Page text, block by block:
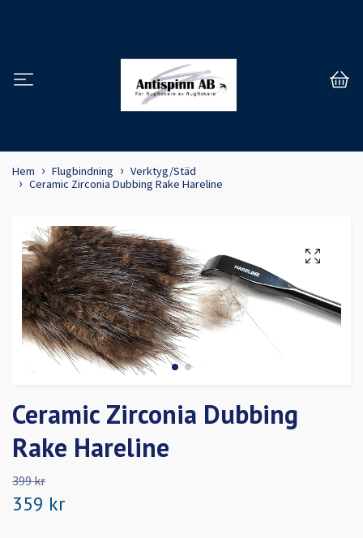
Hem Flugbindning
Verktyg/Städ
Ceramic Zirconia Dubbing Rake Hareline
Ceramic Zirconia Dubbing
Rake Hareline
399 kr
359 kr